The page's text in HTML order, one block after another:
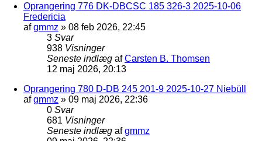
Oprangering 776 DK-DBCSC 185 326-3 2025-10-06
Fredericia
afgmmz » 08 feb 2026, 22:45
3 Svar
938 Visninger
Seneste indlæg afCarsten B. Thomsen
12 maj 2026, 20:13
Oprangering 780 D-DB 245 201-9 2025-10-27 Niebüll
afgmmz » 09 maj 2026, 22:36
0 Svar
681 Visninger
Seneste indlæg afgmmz